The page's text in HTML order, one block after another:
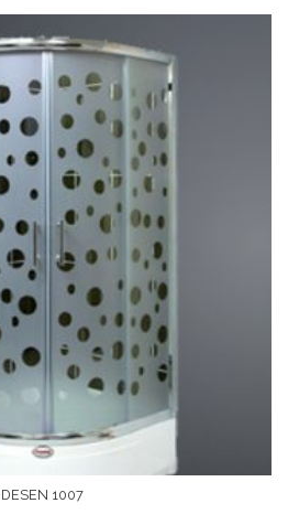
DESEN 1007
Devamını Oku